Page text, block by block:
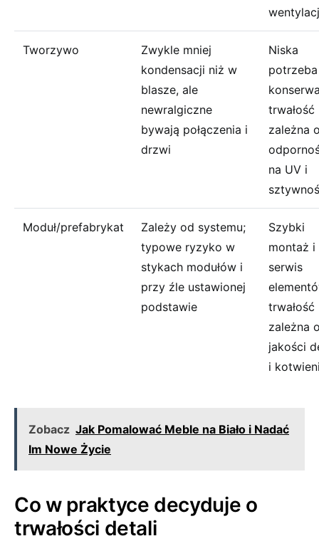
Tworzywo
Zwykle mniej
kondensacji niż w
blasze, ale
newralgiczne
bywają połączenia i
drzwi
Niska
potrzeba
trwałość
zależna
na UV i
Moduł/prefabrykat
Zależy od systemu;
typowe ryzyko w
stykach modułów i
przy źle ustawionej
podstawie
Szybki
montaż i
serwis
trwałość
zależna
jakości
i
Zobacz Jak Pomalować Meble na Biało i Nadać
Im Nowe Życie
Co w praktyce decyduje o
trwałości detali